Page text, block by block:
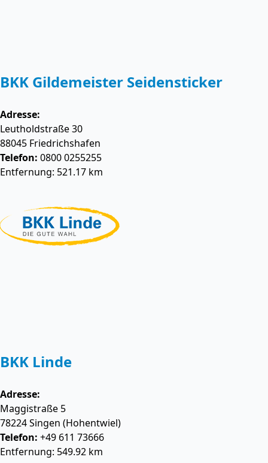
BKK Gildemeister Seidensticker
Adresse:
Leutholdstraße 30
88045 Friedrichshafen
Telefon: 0800 0255255
Entfernung: 521.17 km
BKK Linde
Adresse:
Maggistraße 5
78224Singen (Hohentwiel)
Telefon: +49 611 73666
Entfernung: 549.92 km